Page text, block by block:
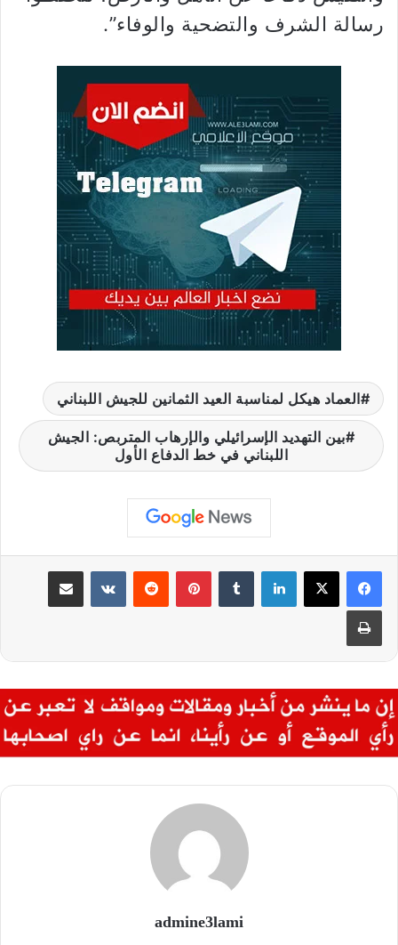
رسالة الشرف والتضحية والوفاء”.
العماد هيكل لمناسبة العيد الثمانين للجيش اللبناني
بين التهديد الإسرائيلي والإرهاب المتربص: الجيش
اللبناني في خط الدفاع الأول
لينكدإن بينتيريست
admine3lami